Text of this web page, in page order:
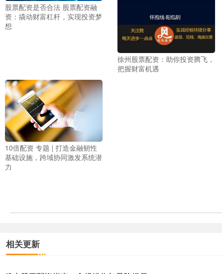
股票配资是否合法 股票配资融
资：撬动财富杠杆，实现投资梦
想
徐州股票配资：助你投资腾飞，
把握财富机遇
10倍配资 专题 | 打造金融韧性
基础设施，跨域协同激发系统潜
力
相关更新